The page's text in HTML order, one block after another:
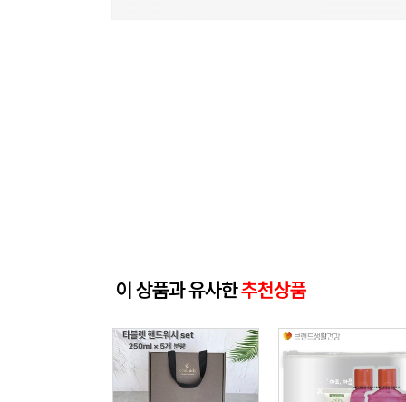
이 상품과 유사한추천상품